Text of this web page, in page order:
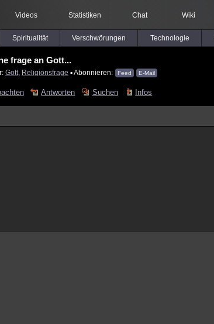
Videos Statistiken Chat Wiki
Spiritualität Verschwörungen Technologie
frage an Gott...
Gott Religionsfrage ▪ Abonnieren: Feed E-Mail
Antworten Suchen Infos